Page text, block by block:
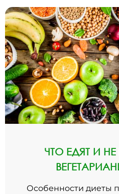
ЧТО ЕДЯТ И НЕ
Особенности диеты